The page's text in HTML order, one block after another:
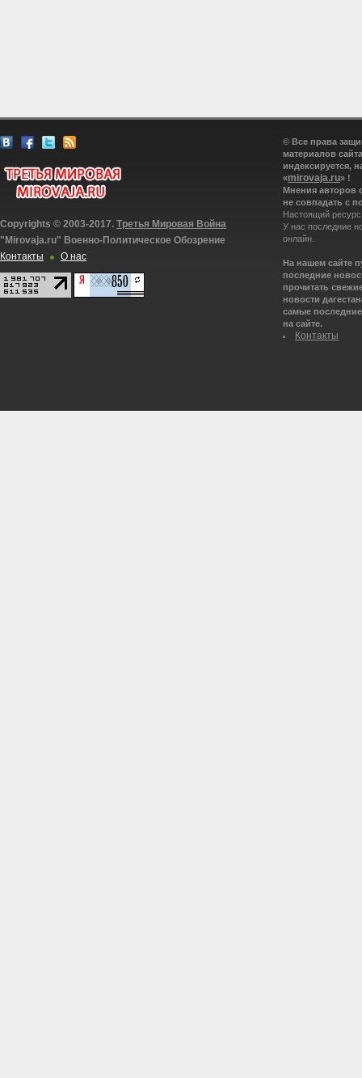
Copyrights © 2003-2017. Третья Мировая Война
"Mirovaja.ru" Военно-Политическое Обозрение
Контакты
О нас
© Все права
материалов
индексируется,
«mirovaja.ru» !
Мнения авторов
не совпадать с
Настоящий
У нас последние
онлайн.
На нашем сайте
последние
прочитать
новости
самые
на сайте.
Контакты